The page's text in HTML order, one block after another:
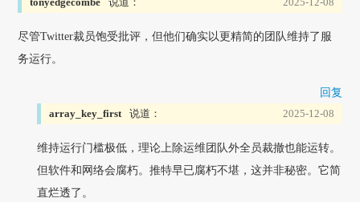
尽管Twitter裁员饱受批评，但他们确实以更精简的团队维持了服
务运行。
回复
array_key_first 说道： 2025-12-08
维持运行门槛极低，理论上除运维团队外全员裁撤也能运转。
但软件和网络会腐朽。推特早已腐朽不堪，这并非秘密。它简
直烂透了。